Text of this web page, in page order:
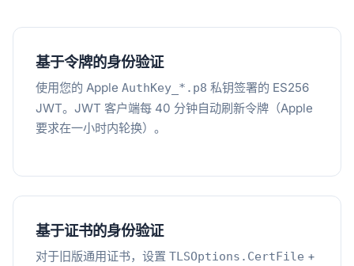
基于令牌的身份验证
使用您的 Apple AuthKey_*.p8 私钥签署的 ES256
JWT。JWT 客户端每 40 分钟自动刷新令牌（Apple
要求在一小时内轮换）。
基于证书的身份验证
对于旧版通用证书，设置 TLSOptions.CertFile +